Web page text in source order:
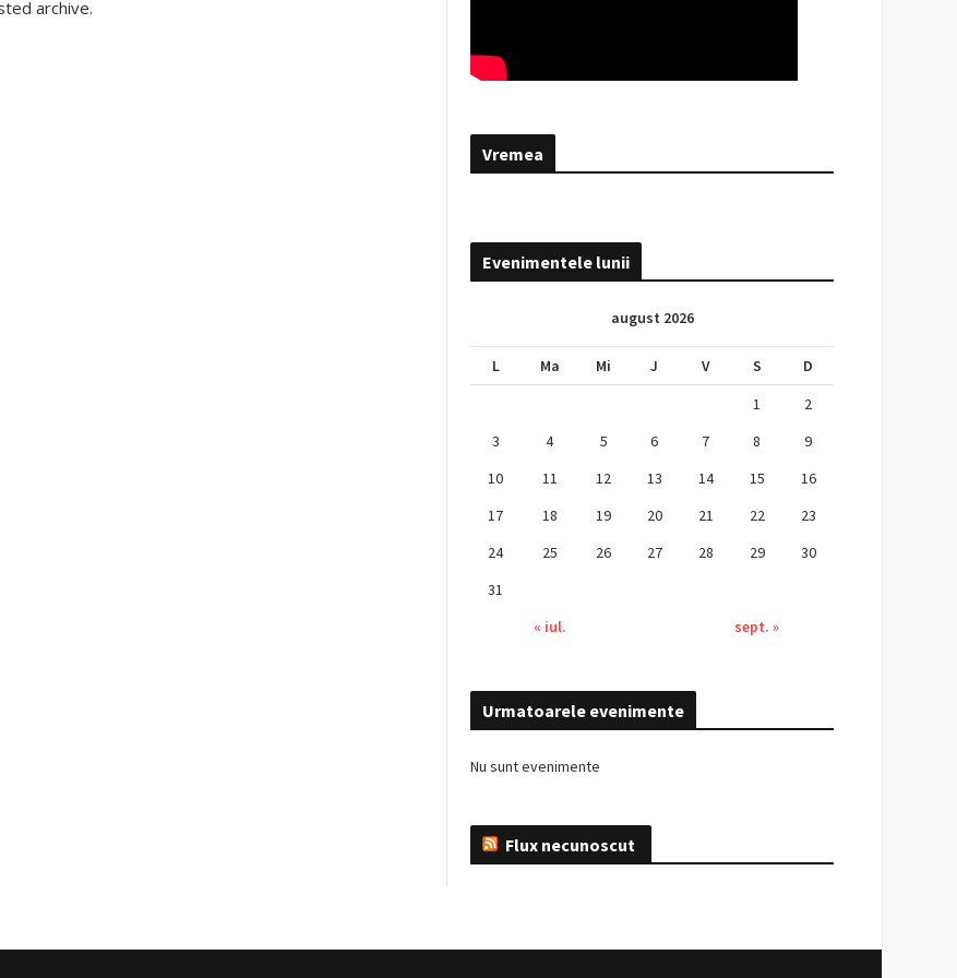
archive.
Vremea
Evenimentele lunii
august 2026
L Ma Mi J V S
D
1
2
3
4 5 6 7 8
9
10
11 12 13 14 15
16
17
18 19 20 21 22
23
24
25 26 27 28 29
30
31
« iul.
sept. »
Urmatoarele evenimente
Nu sunt evenimente
Flux necunoscut